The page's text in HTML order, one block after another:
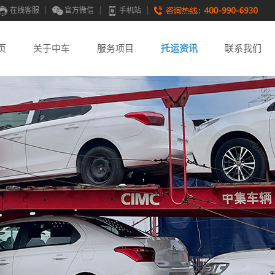
在线客服 官方微信 手机站
关于中车 服务项目 托运资讯 联系我们